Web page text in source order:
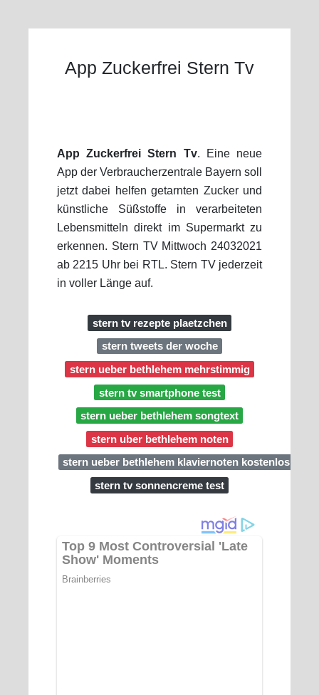
App Zuckerfrei Stern Tv
App Zuckerfrei Stern Tv. Eine neue
App der Verbraucherzentrale Bayern soll
jetzt dabei helfen getarnten Zucker und
künstliche Süßstoffe in verarbeiteten
Lebensmitteln direkt im Supermarkt zu
erkennen. Stern TV Mittwoch 24032021
ab 2215 Uhr bei RTL. Stern TV jederzeit
in voller Länge auf.
stern tv rezepte plaetzchen
stern tweets der woche
stern ueber bethlehem mehrstimmig
stern tv smartphone test
stern ueber bethlehem songtext
stern uber bethlehem noten
stern ueber bethlehem klaviernoten kostenlos
stern tv sonnencreme test